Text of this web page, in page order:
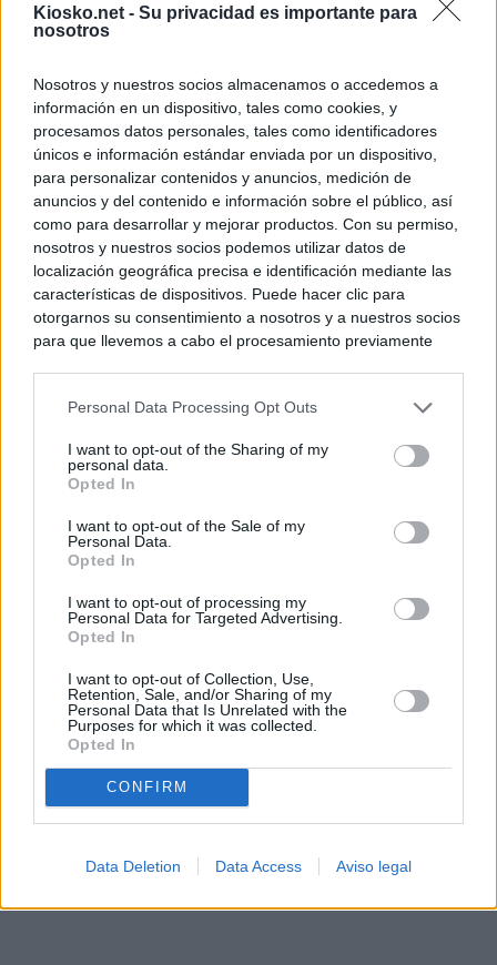
Kiosko.net - Su privacidad es importante para
nosotros
Nosotros y nuestros socios almacenamos o accedemos a
información en un dispositivo, tales como cookies, y
procesamos datos personales, tales como identificadores
únicos e información estándar enviada por un dispositivo,
para personalizar contenidos y anuncios, medición de
anuncios y del contenido e información sobre el público, así
como para desarrollar y mejorar productos. Con su permiso,
nosotros y nuestros socios podemos utilizar datos de
localización geográfica precisa e identificación mediante las
características de dispositivos. Puede hacer clic para
otorgarnos su consentimiento a nosotros y a nuestros socios
para que llevemos a cabo el procesamiento previamente
negar su consentimiento. Tenga en cuenta que algún
de su consentimiento, pero usted tiene el derecho de
rechazar tal procesamiento. Sus preferencias se aplicarán
cualquier momento entrando de nuevo en este sitio web o
visitando nuestra política de privacidad.
Personal Data Processing Opt Outs
I want to opt-out of the Sharing of my
personal data.
Opted In
I want to opt-out of the Sale of my
Personal Data.
Opted In
I want to opt-out of processing my
Personal Data for Targeted Advertising.
Opted In
I want to opt-out of Collection, Use,
Retention, Sale, and/or Sharing of my
Personal Data that Is Unrelated with the
Purposes for which it was collected.
Opted In
CONFIRM
Data Deletion Data Access Aviso legal